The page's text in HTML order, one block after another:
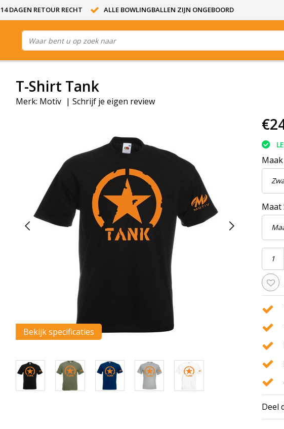
14 DAGEN RETOUR RECHT ALLE BOWLINGBALLEN ZIJN ONGEBOORD
T-Shirt Tank
Merk: Motiv | Schrijf je eigen review
Bekijk specificaties
Maat
Deel